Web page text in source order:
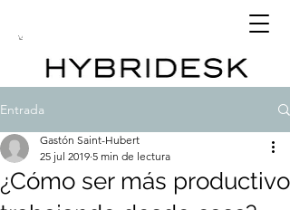
Entrada
¿Cómo ser más productivo
Gastón Saint-Hubert
25 jul 2019 5 min de lectura